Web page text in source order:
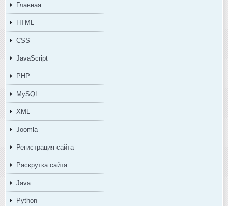
Главная
HTML
CSS
JavaScript
PHP
MySQL
XML
Joomla
Регистрация сайта
Раскрутка сайта
Java
Python